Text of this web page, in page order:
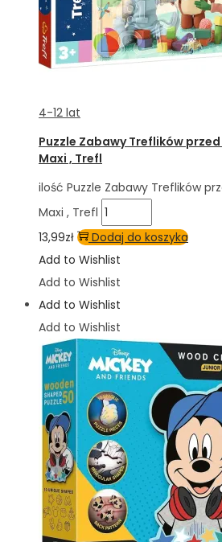
4-12 lat
Puzzle Zabawy Treflików
Maxi , Trefl
ilość Puzzle Zabawy Treflików
Maxi , Trefl
13,99zł
Dodaj do koszyka
Add to Wishlist
Add to Wishlist
Add to Wishlist
Add to Wishlist